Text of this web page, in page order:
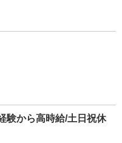
験から高時給/土日祝休